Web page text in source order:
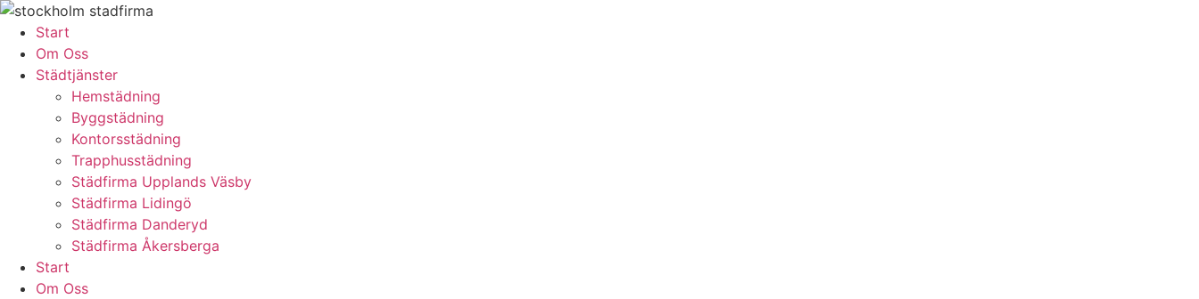
Skip
content
Start
Om Oss
Städtjänster
Hemstädning
Byggstädning
Kontorsstädning
Trapphusstädning
Städfirma Upplands Väsby
Städfirma Lidingö
Städfirma Danderyd
Städfirma Åkersberga
Start
Om Oss